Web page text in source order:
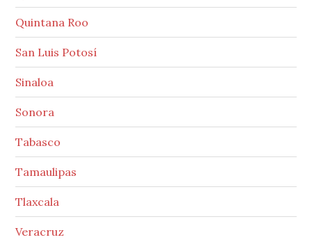
Quintana Roo
San Luis Potosí
Sinaloa
Sonora
Tabasco
Tamaulipas
Tlaxcala
Veracruz